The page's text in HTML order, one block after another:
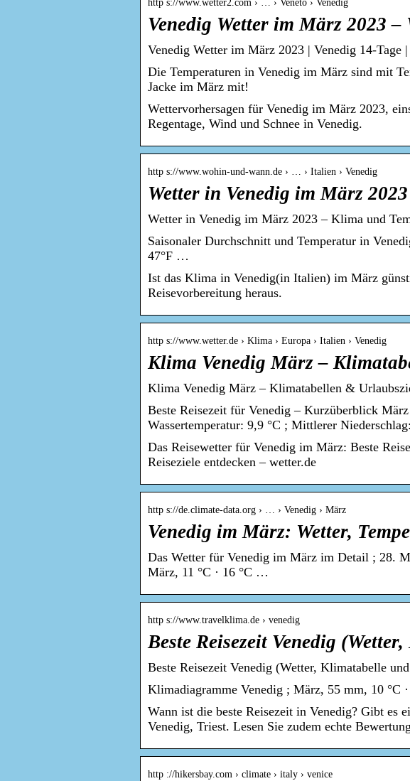
http s://www.wetter2.com › … › Veneto › Venedig
Venedig Wetter im März 2023 –
Venedig Wetter im März 2023 | Venedig 14-Tage
Die Temperaturen in Venedig im März sind mit
Jacke im März mit!
Wettervorhersagen für Venedig im März 2023,
Regentage, Wind und Schnee in Venedig.
http s://www.wohin-und-wann.de › … › Italien › Venedig
Wetter in Venedig im März
Wetter in Venedig im März 2023 – Klima und
Saisonaler Durchschnitt und Temperatur in
47°F …
Ist das Klima in Venedig(in Italien) im März
Reisevorbereitung heraus.
http s://www.wetter.de › Klima › Europa › Italien › Venedig
Klima Venedig März –
Klima Venedig März – Klimatabellen &
Beste Reisezeit für Venedig – Kurzüberblick
Wassertemperatur: 9,9 °C ; Mittlerer
Das Reisewetter für Venedig im März: Beste
Reiseziele entdecken – wetter.de
http s://de.climate-data.org › … › Venedig › März
Venedig im März: Wetter,
Das Wetter für Venedig im März im Detail ; 28.
März, 11 °C · 16 °C …
http s://www.travelklima.de › venedig
Beste Reisezeit Venedig
Beste Reisezeit Venedig (Wetter, Klimatabelle
Klimadiagramme Venedig ; März, 55 mm, 10 °C
Wann ist die beste Reisezeit in Venedig? Gibt es
Venedig, Triest. Lesen Sie zudem echte
http ://hikersbay.com › climate › italy › venice